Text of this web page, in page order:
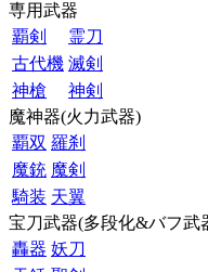
専用武器
覇剣
霊刀
古代機 滅剣
神槍
神剣
魔神器(火力武器)
覇双 羅刹
魔銃 魔剣
騎装 天翼
宝刀武器(多段化&バフ武
轟器 妖刀